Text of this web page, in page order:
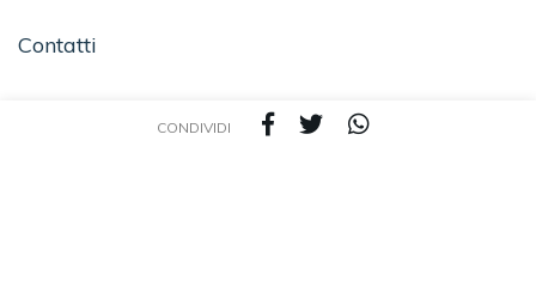
CONDIVIDI
Contatti